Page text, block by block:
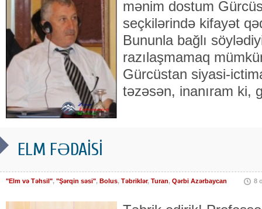
mənim dostum
seçkilərində kifayət
Bununla bağlı
razılaşmamaq
Gürcüstan siyasi-
təzəsən, inanıram ki,
ELM FƏDAİSİ
"Elm və Təhsil", "Şərqin səsi", Bolus, Təbriklər, Turan, Qərbi Azərbaycan 8